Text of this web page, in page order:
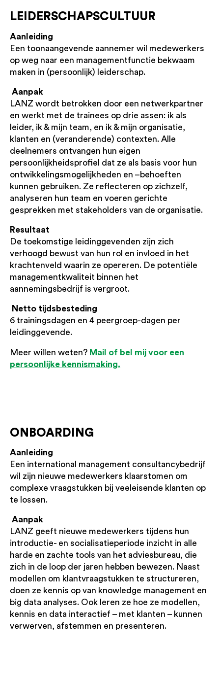
LEIDERSCHAPSCULTUUR
Aanleiding
Een toonaangevende aannemer wil medewerkers
op weg naar een managementfunctie bekwaam
maken in (persoonlijk) leiderschap.
Aanpak
LANZ wordt betrokken door een netwerkpartner
en werkt met de trainees op drie assen: ik als
leider, ik & mijn team, en ik & mijn organisatie,
klanten en (veranderende) contexten. Alle
deelnemers ontvangen hun eigen
persoonlijkheidsprofiel dat ze als basis voor hun
ontwikkelingsmogelijkheden en –behoeften
kunnen gebruiken. Ze reflecteren op zichzelf,
analyseren hun team en voeren gerichte
gesprekken met stakeholders van de organisatie.
Resultaat
De toekomstige leidinggevenden zijn zich
verhoogd bewust van hun rol en invloed in het
krachtenveld waarin ze opereren. De potentiële
managementkwaliteit binnen het
aannemingsbedrijf is vergroot.
Netto tijdsbesteding
6 trainingsdagen en 4 peergroep-dagen per
leidinggevende.
Meer willen weten? Mail of bel mij voor een
persoonlijke kennismaking.
ONBOARDING
Aanleiding
Een international management consultancybedrijf
wil zijn nieuwe medewerkers klaarstomen om
complexe vraagstukken bij veeleisende klanten op
te lossen.
Aanpak
LANZ geeft nieuwe medewerkers tijdens hun
introductie- en socialisatieperiode inzicht in alle
harde en zachte tools van het adviesbureau, die
zich in de loop der jaren hebben bewezen. Naast
modellen om klantvraagstukken te structureren,
doen ze kennis op van knowledge management en
big data analyses. Ook leren ze hoe ze modellen,
kennis en data interactief – met klanten – kunnen
verwerven, afstemmen en presenteren.